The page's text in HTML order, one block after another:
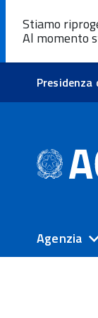
Stiamo
Al momento
Agenzia